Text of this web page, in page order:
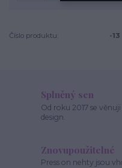
Číslo produktu: -13
Splněný sen
Od roku 2017 se
design.
Znovupoužitelné
Press on nehty jsou